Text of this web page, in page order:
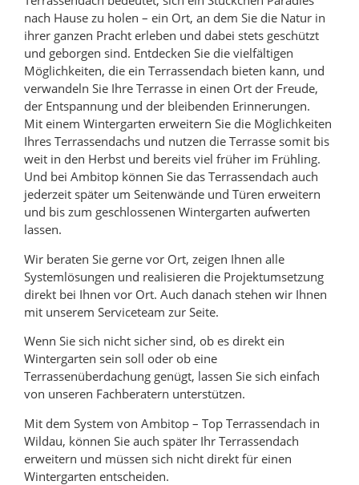
nach Hause zu holen – ein Ort, an dem Sie die Natur in
ihrer ganzen Pracht erleben und dabei stets geschützt
und geborgen sind. Entdecken Sie die vielfältigen
Möglichkeiten, die ein Terrassendach bieten kann, und
verwandeln Sie Ihre Terrasse in einen Ort der Freude,
der Entspannung und der bleibenden Erinnerungen.
Mit einem Wintergarten erweitern Sie die Möglichkeiten
Ihres Terrassendachs und nutzen die Terrasse somit bis
weit in den Herbst und bereits viel früher im Frühling.
Und bei Ambitop können Sie das Terrassendach auch
jederzeit später um Seitenwände und Türen erweitern
und bis zum geschlossenen Wintergarten aufwerten
lassen.
Wir beraten Sie gerne vor Ort, zeigen Ihnen alle
Systemlösungen und realisieren die Projektumsetzung
direkt bei Ihnen vor Ort. Auch danach stehen wir Ihnen
mit unserem Serviceteam zur Seite.
Wenn Sie sich nicht sicher sind, ob es direkt ein
Wintergarten sein soll oder ob eine
Terrassenüberdachung genügt, lassen Sie sich einfach
von unseren Fachberatern unterstützen.
Mit dem System von Ambitop – Top Terrassendach in
Wildau, können Sie auch später Ihr Terrassendach
erweitern und müssen sich nicht direkt für einen
Wintergarten entscheiden.